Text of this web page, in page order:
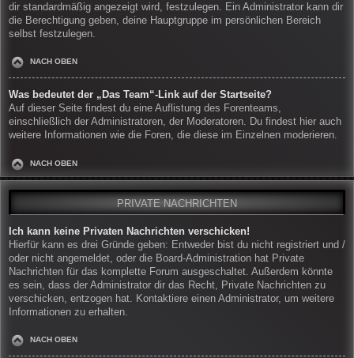
dir standardmäßig angezeigt wird, festzulegen. Ein Administrator kann dir
die Berechtigung geben, deine Hauptgruppe im persönlichen Bereich
selbst festzulegen.
NACH OBEN
Was bedeutet der „Das Team“-Link auf der Startseite?
Auf dieser Seite findest du eine Auflistung des Forenteams,
einschließlich der Administratoren, der Moderatoren. Du findest hier auch
weitere Informationen wie die Foren, die diese im Einzelnen moderieren.
NACH OBEN
PRIVATE NACHRICHTEN
Ich kann keine Privaten Nachrichten verschicken!
Hierfür kann es drei Gründe geben: Entweder bist du nicht registriert und /
oder nicht angemeldet, oder die Board-Administration hat Private
Nachrichten für das komplette Forum ausgeschaltet. Außerdem könnte
es sein, dass der Administrator dir das Recht, Private Nachrichten zu
verschicken, entzogen hat. Kontaktiere einen Administrator, um weitere
Informationen zu erhalten.
NACH OBEN